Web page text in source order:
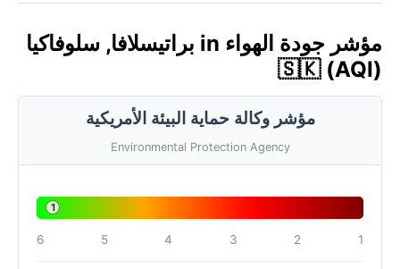
مؤشر جودة الهواء in براتيسلافا, سلوفاكيا
🇸🇰 (AQI)
مؤشر وكالة حماية البيئة الأمريكية
Environmental Protection Agency
1
1
2
3
4
5
6